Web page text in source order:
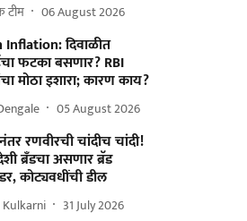
टीम 06 August 2026
Inflation: दिवाळीत
फटका बसणार? RBI
मोठा इशारा; कारण काय?
05 August 2026
रणवीरची चांदीच चांदी!
ब्रँडचा असणार ब्रॅड
कोट्यवधींची डील
31 July 2026